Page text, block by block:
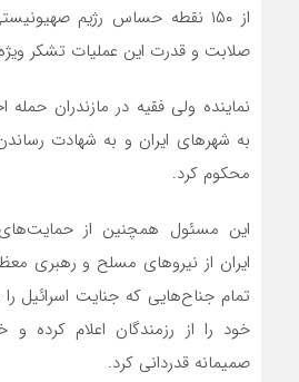
از ۱۵۰ نقطه حساس رژیم
صلابت و قدرت این عملیات تشکر
نماینده ولی فقیه در مازندران حمله
به شهرهای ایران و به شهادت
محکوم کرد.
این مسئول همچنین از حمایت‌های
ایران از نیروهای مسلح و رهبری
تمام جناح‌هایی که جنایت اسرائیل
خود را از رزمندگان اعلام کرده و
صمیمانه قدردانی کرد.